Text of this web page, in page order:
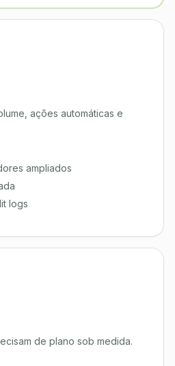
ações automáticas e
ampliados
logs
de plano sob medida.